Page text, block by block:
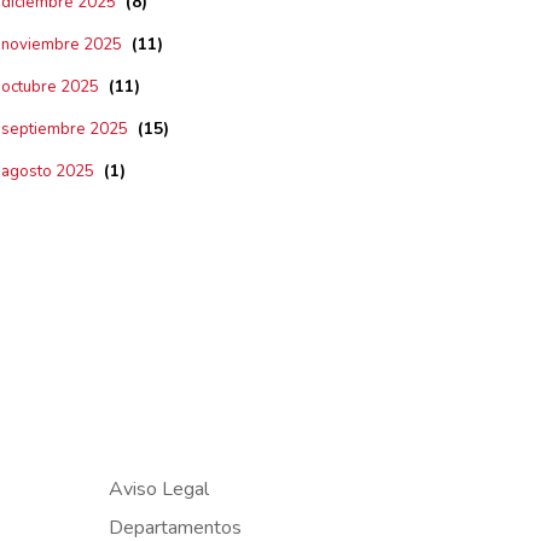
noviembre 2025 (11)
octubre 2025 (11)
septiembre 2025 (15)
agosto 2025 (1)
Aviso Legal
Departamentos